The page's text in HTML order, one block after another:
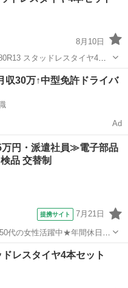
8月10日
。 製造年は19年。
きます。
R13
収30万↑中型免許ドライバ
Ad
円・派遣社員≫電子部品
品 交替制
提携サイト 7月21日
代の女性活躍中★年間休日
のお仕事！日払い制度利用可
《山梨県中巨摩郡昭和町》
レスタイヤ4本セット